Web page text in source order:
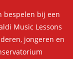
bespelen bij een
Music Lessons
jongeren en